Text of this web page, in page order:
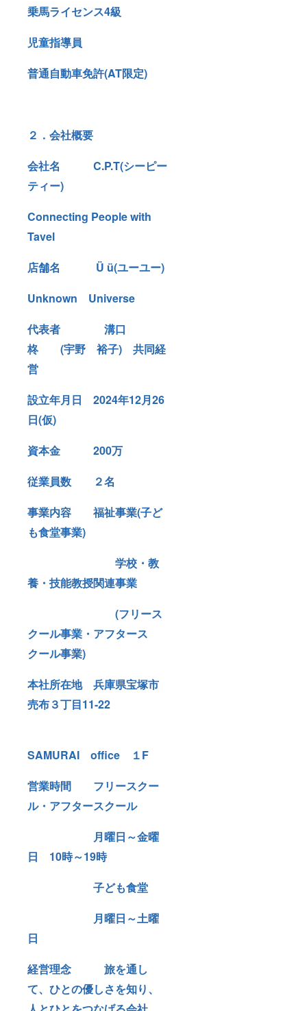
乗馬ライセンス4級
児童指導員
普通自動車免許(AT限定)
２．会社概要
会社名 C.P.T(シーピー
ティー)
Connecting People with
Tavel
店舗名 Ü ü(ユーユー)
Unknown Universe
代表者 溝口
柊 (宇野 裕子) 共同経
営
設立年月日 2024年12月26
日(仮)
資本金 200万
従業員数 ２名
事業内容 福祉事業(子ど
も食堂事業)
学校・教
養・技能教授関連事業
(フリース
クール事業・アフタース
クール事業)
本社所在地 兵庫県宝塚市
売布３丁目11-22
SAMURAI office １F
営業時間 フリースクー
ル・アフタースクール
月曜日～金曜
日 10時～19時
子ども食堂
月曜日～土曜
日
経営理念 旅を通し
て、ひとの優しさを知り、